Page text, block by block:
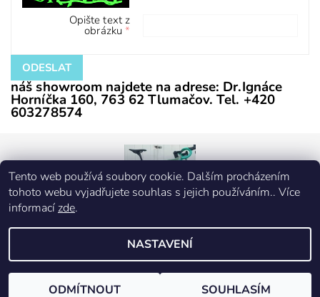
Opište text z
obrázku
náš showroom najdete na adrese: Dr.Ignáce
Horníčka 160, 763 62 Tlumačov. Tel. +420
603278574
2026 © Corti, všechna práva vyhrazena
Vytvořil Shoptet
Tento web používá soubory cookie. Dalším procházením
tohoto webu vyjadřujete souhlas s jejich používáním.. Více
informací zde.
NASTAVENÍ
ODMÍTNOUT SOUHLASÍM